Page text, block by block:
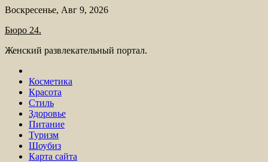
Skip
content
Воскресенье, Авг 9, 2026
Бюро 24.
Женский развлекательный портал.
Косметика
Красота
Стиль
Здоровье
Питание
Туризм
Шоубиз
Карта сайта